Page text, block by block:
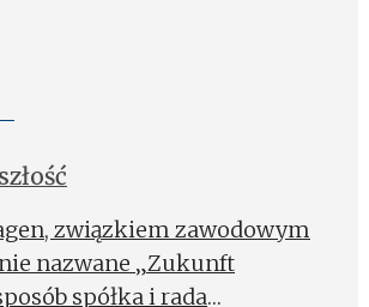
związkiem zawodowym
nazwane „Zukunft
spółka i rada